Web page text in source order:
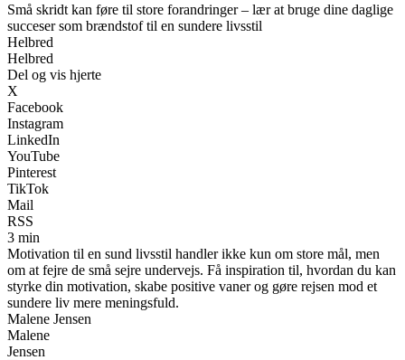
Små skridt kan føre til store forandringer – lær at bruge dine daglige
succeser som brændstof til en sundere livsstil
Helbred
Helbred
Del og vis hjerte
X
Facebook
Instagram
LinkedIn
YouTube
Pinterest
TikTok
Mail
RSS
3 min
Motivation til en sund livsstil handler ikke kun om store mål, men
om at fejre de små sejre undervejs. Få inspiration til, hvordan du kan
styrke din motivation, skabe positive vaner og gøre rejsen mod et
sundere liv mere meningsfuld.
Malene Jensen
Malene
Jensen